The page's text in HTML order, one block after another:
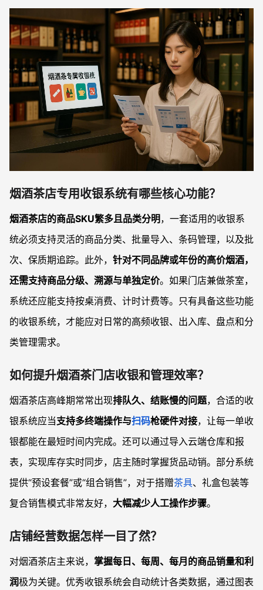
烟酒茶店专用收银系统有哪些核心功能？
烟酒茶店的商品SKU繁多且品类分明 ，一套适用的收银系
统必须支持灵活的商品分类、批量导入、条码管理，以及批
次、保质期追踪。此外， 针对不同品牌或年份的高价烟酒，
还需支持商品分级、溯源与单独定价。如果门店兼做茶室，
系统还应能支持按桌消费、计时计费等。只有具备这些功能
的收银系统，才能应对日常的高频收银、出入库、盘点和分
类管理需求。
如何提升烟酒茶门店收银和管理效率？
烟酒茶店高峰期常常出现排队久、结账慢的问题，合适的收
银系统应当支持多终端操作与扫码枪硬件对接，让每一单收
银都能在最短时间内完成。还可以通过导入云端仓库和报
表，实现库存实时同步，店主随时掌握货品动销。部分系统
提供“预设套餐”或“组合销售”，对于搭赠茶具、礼盒包装等
复合销售模式非常友好， 大幅减少人工操作步骤。
店铺经营数据怎样一目了然？
对烟酒茶店主来说， 掌握每日、每周、每月的商品销量和利
润极为关键。优秀收银系统会自动统计各类数据，通过图表